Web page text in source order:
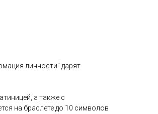
личности" дарят
а также с
на браслете до 10 символов